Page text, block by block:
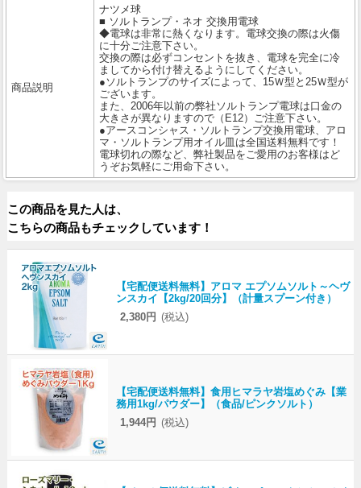
商品説明
ナツメ球
■ ソルトランプ・ネオ 交換用電球
◆電球は非常に熱くなります。電球交換の際は火傷
に十分ご注意下さい。
交換の際は必ずコンセントを抜き、電球を完全に冷
ましてから付け替えるようにしてください。
●ソルトランプのサイズによって、15Ｗ型と25Ｗ型が
ございます。
また、2006年以前の弊社ソルトランプ電球は口金の
大きさが異なりますので（E12）ご注意下さい。
●アースコンシャス・ソルトランプ交換用電球、アロ
マ・ソルトランプ用オイル皿は全国送料無料です！
電球切れの際など、弊社製品をご愛用のお客様はど
うぞお気軽にご用命下さい。
この商品を見た人は、
こちらの商品もチェックしています！
【宅配便送料無料】アロマ エプソムソルト～ヘヴ
ンスカイ【2kg/20回分】（計量スプーン付き）
2,380円 (税込)
【宅配便送料無料】食用ヒマラヤ岩塩めぐみ【業
務用1kg/パウダー】（食品/ピンクソルト）
1,944円 (税込)